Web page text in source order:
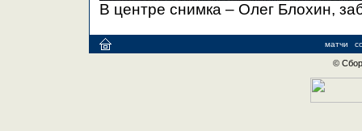
В центре снимка – Олег Блохин,
матчи
©